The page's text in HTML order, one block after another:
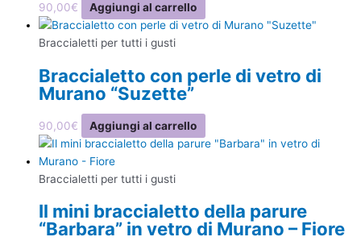
90,00€ Aggiungi al carrello
Braccialetti per tutti i gusti
Braccialetto con perle di vetro di
Murano “Suzette”
90,00€ Aggiungi al carrello
Braccialetti per tutti i gusti
Il mini braccialetto della parure
“Barbara” in vetro di Murano – Fiore